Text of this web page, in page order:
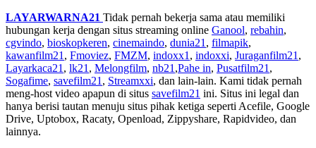
LAYARWARNA21 Tidak pernah bekerja sama atau memiliki
hubungan kerja dengan situs streaming online Ganool, rebahin,
cgvindo, bioskopkeren, cinemaindo, dunia21 , filmapik,
kawanfilm21 , Fmoviez, FMZM, indoxx1 , indoxxi, Juraganfilm21 ,
Layarkaca21 , lk21 , Melongfilm, nb21 ,Pahe in, Pusatfilm21 ,
Sogafime, savefilm21 , Streamxxi, dan lain-lain. Kami tidak pernah
meng-host video apapun di situs savefilm21 ini. Situs ini legal dan
hanya berisi tautan menuju situs pihak ketiga seperti Acefile, Google
Drive, Uptobox, Racaty, Openload, Zippyshare, Rapidvideo, dan
lainnya.